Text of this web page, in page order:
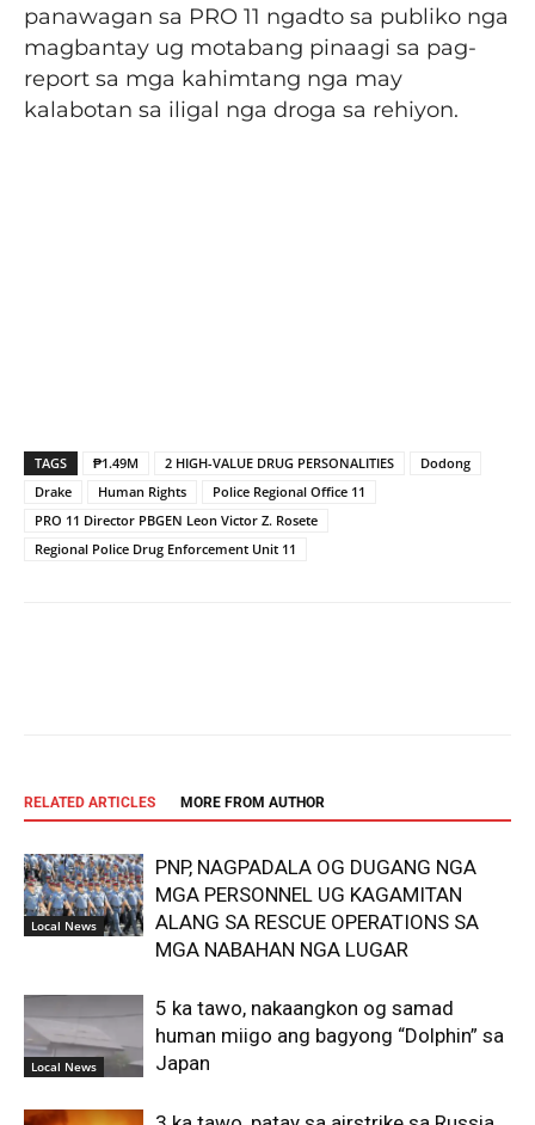
panawagan sa PRO 11 ngadto sa publiko nga
magbantay ug motabang pinaagi sa pag-
report sa mga kahimtang nga may
kalabotan sa iligal nga droga sa rehiyon.
TAGS ₱1.49M 2 HIGH-VALUE DRUG PERSONALITIES
Dodong
Drake
Human Rights
Police Regional Office 11
PRO 11 Director PBGEN Leon Victor Z. Rosete
Regional Police Drug Enforcement Unit 11
RELATED ARTICLES MORE FROM AUTHOR
Local News
PNP, NAGPADALA OG DUGANG NGA
MGA PERSONNEL UG KAGAMITAN
ALANG SA RESCUE OPERATIONS SA
MGA NABAHAN NGA LUGAR
Local News
5 ka tawo, nakaangkon og samad
human miigo ang bagyong “Dolphin” sa
Japan